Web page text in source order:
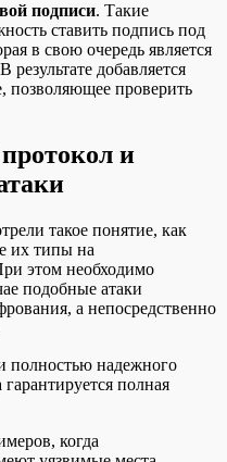
подписи. Такие
ставить подпись под
в свою очередь является
добавляется
позволяющее проверить
и
такое понятие, как
их типы на
этом необходимо
подобные атаки
а непосредственно
полностью надежного
полная
когда